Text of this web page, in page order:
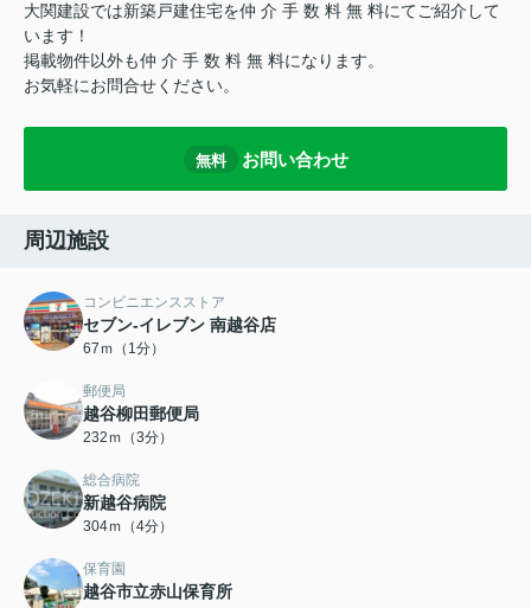
大関建設では新築戸建住宅を仲 介 手 数 料 無 料にてご紹介して
います！
掲載物件以外も仲 介 手 数 料 無 料になります。
お気軽にお問合せください。
無料 お問い合わせ
周辺施設
コンビニエンスストア
セブン‐イレブン 南越谷店
67ｍ（1分）
郵便局
越谷柳田郵便局
232ｍ（3分）
総合病院
新越谷病院
304ｍ（4分）
保育園
越谷市立赤山保育所